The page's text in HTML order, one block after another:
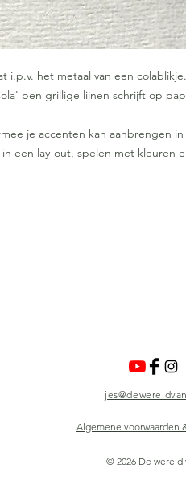
i.p.v. het metaal van een colablikje.
pen grillige lijnen schrijft op
je accenten kan aanbrengen in
een lay-out, spelen met kleuren
Algemene voorwaarden
© 2026 De wereld